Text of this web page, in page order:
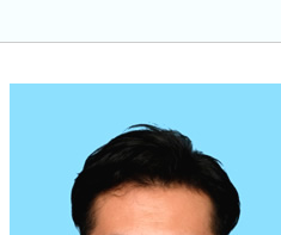
会社事業 計画書
会社設立 資本金
創業 融資 税理士
相続 税理士 相談 新潟市北区
相続 税理士 相談 燕市
会社設立 税理士 相談 阿賀野市
税務顧問 税理士 相談 五泉市
相続 税理士 相談 江南区